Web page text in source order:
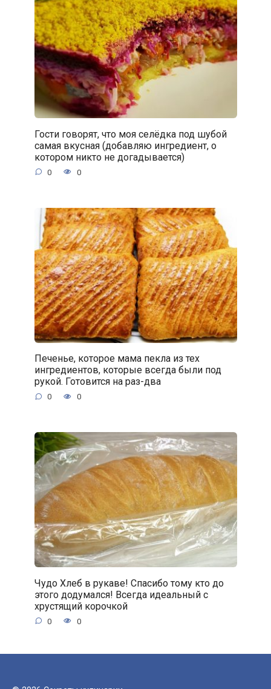
Гости говорят, что моя селёдка под шубой
самая вкусная (добавляю ингредиент, о
котором никто не догадывается)
0 0
Печенье, которое мама пекла из тех
ингредиентов, которые всегда были под
рукой. Готовится на раз-два
0 0
Чудо Хлеб в рукаве! Спасибо тому кто до
этого додумался! Всегда идеальный с
хрустящий корочкой
0 0